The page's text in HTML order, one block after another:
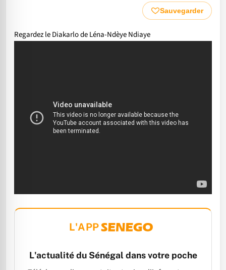
Sauvegarder
Regardez le Diakarlo de Léna-Ndèye Ndiaye
L'APP
L'actualité du Sénégal dans votre poche